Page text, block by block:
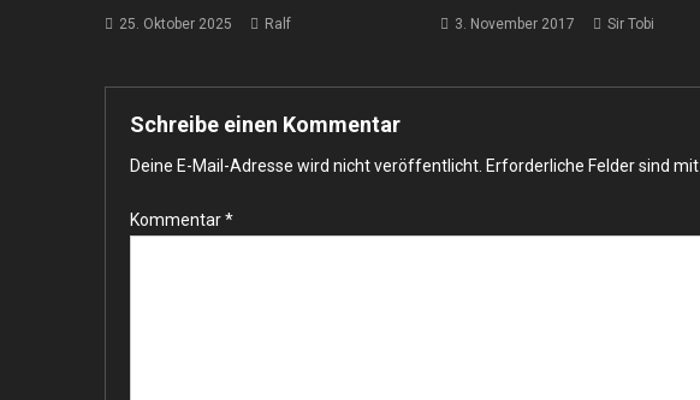
25. Oktober 2025 Ralf 3. November 2017 Sir Tobi
Schreibe einen Kommentar
Deine E-Mail-Adresse wird nicht veröffentlicht. Erforderliche Felder sind mit
Kommentar*